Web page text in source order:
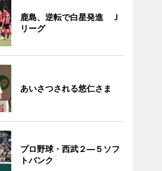
鹿島、逆転で白星発進 Ｊ
リーグ
あいさつされる悠仁さま
プロ野球・西武２―５ソフ
トバンク